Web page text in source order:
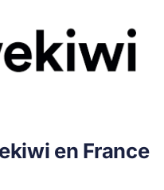
en France